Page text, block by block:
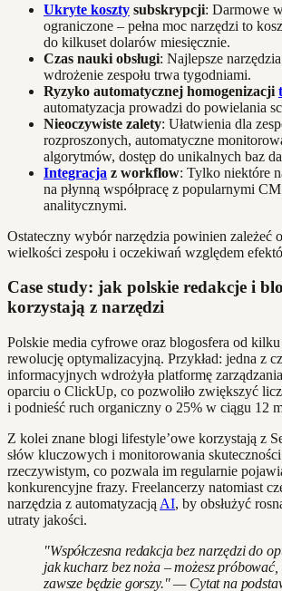
Ukryte koszty subskrypcji: Darmowe
ograniczone – pełna moc narzędzi to
do kilkuset dolarów miesięcznie.
Czas nauki obsługi: Najlepsze
wdrożenie zespołu trwa tygodniami.
Ryzyko automatycznej homogenizacji
automatyzacja prowadzi do powielania
Nieoczywiste zalety: Ułatwienia dla
rozproszonych, automatyczne
algorytmów, dostęp do unikalnych baz
Integracja z workflow: Tylko niektóre
na płynną współpracę z popularnymi
analitycznymi.
Ostateczny wybór narzędzia powinien zależeć
wielkości zespołu i oczekiwań względem
Case study: jak polskie redakcje i
korzystają z narzędzi
Polskie media cyfrowe oraz blogosfera od kilku
rewolucję optymalizacyjną. Przykład: jedna z
informacyjnych wdrożyła platformę
oparciu o ClickUp, co pozwoliło zwiększyć
i podnieść ruch organiczny o 25% w ciągu 12
Z kolei znane blogi lifestyle’owe korzystają z
słów kluczowych i monitorowania
rzeczywistym, co pozwala im regularnie
konkurencyjne frazy. Freelancerzy natomiast
narzędzia z automatyzacją AI, by obsłużyć
utraty jakości.
"Współczesna redakcja bez narzędzi do
jak kucharz bez noża – możesz próbować,
zawsze będzie gorszy." — Cytat na